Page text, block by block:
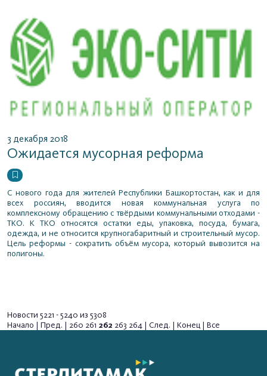
3 декабря 2018
Ожидается мусорная реформа
С нового года для жителей Республики Башкортостан, как и для
всех россиян, вводится новая коммунальная услуга по
комплексному обращению с твёрдыми коммунальными отходами -
ТКО. К ТКО относятся остатки еды, упаковка, посуда, бумага,
одежда, и не относится крупногабаритный и строительный мусор.
Цель реформы - сократить объём мусора, который вывозится на
полигоны.
Новости 5221 - 5240 из 5308
Начало | Пред. | 260 261 262 263 264 | След. | Конец | Все